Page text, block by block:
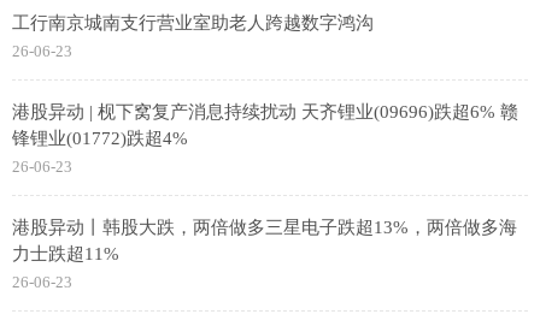
工行南京城南支行营业室助老人跨越数字鸿沟
26-06-23
港股异动 | 枧下窝复产消息持续扰动 天齐锂业(09696)跌超6% 赣
锋锂业(01772)跌超4%
26-06-23
港股异动丨韩股大跌，两倍做多三星电子跌超13%，两倍做多海
力士跌超11%
26-06-23